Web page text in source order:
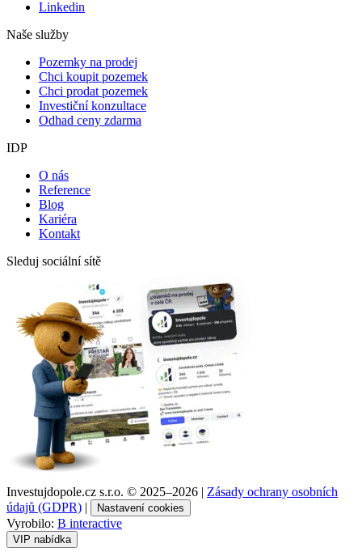
Linkedin
Naše služby
Pozemky na prodej
Chci koupit pozemek
Chci prodat pozemek
Investiční konzultace
Odhad ceny zdarma
IDP
O nás
Reference
Blog
Kariéra
Kontakt
Sleduj sociální sítě
Investujdopole.cz s.r.o. © 2025–2026 | Zásady ochrany osobních
údajů (GDPR) | Nastavení cookies
Vyrobilo: B interactive
VIP nabídka